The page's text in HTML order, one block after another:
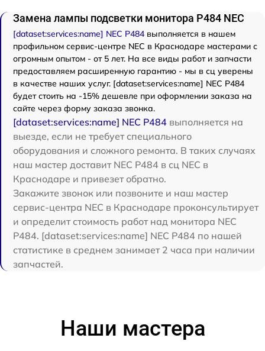
Замена лампы подсветки монитора P484 NEC
[dataset:services:name] NEC P484 выполняется в нашем
профильном сервис-центре NEC в Краснодаре мастерами с
огромным опытом - от 5 лет. На все виды работ и запчасти
предоставляем расширенную гарантию - мы в сц уверены
в качестве наших услуг. [dataset:services:name] NEC P484
будет стоить на -15% дешевле при оформлении заказа на
сайте через форму заказа звонка.
[dataset:services:name] NEC P484 выполняется на
выезде, если не требует специального
оборудования и сложного ремонта. В таких случаях
наш мастер доставит NEC P484 в сц NEC в
Краснодаре и привезет обратно.
Закажите звонок или позвоните и наш мастер
сервис-центра NEC в Краснодаре проконсультирует
и определит стоимость работ над монитора NEC
P484. [dataset:services:name] NEC P484 по нашей
статистике в среднем занимает 2 часа при наличии
запчастей.
Наши мастера